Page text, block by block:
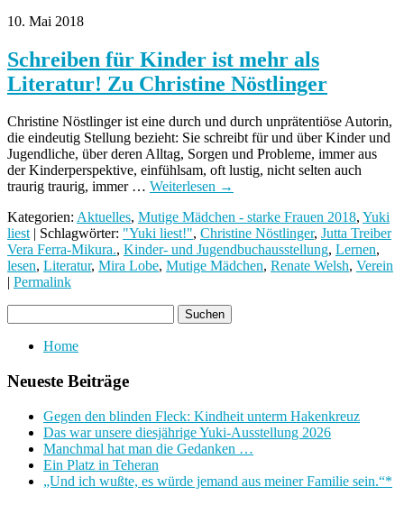
10. Mai 2018
Schreiben für Kinder ist mehr als
Literatur! Zu Christine Nöstlinger
Christine Nöstlinger ist eine durch und durch unprätentiöse Autorin,
die eindeutig Stellung bezieht: Sie schreibt für und über Kinder und
Jugendliche, über deren Alltag, Sorgen und Probleme, immer aus
der Kinderperspektive, einfühlsam, oft lustig, nicht selten auch
traurig traurig, immer … Weiterlesen →
Kategorien: Aktuelles, Mutige Mädchen - starke Frauen 2018, Yuki
liest| Schlagwörter: "Yuki liest!", Christine Nöstlinger, Jutta Treiber
Vera Ferra-Mikura., Kinder- und Jugendbuchausstellung, Lernen,
lesen, Literatur, Mira Lobe, Mutige Mädchen, Renate Welsh, Verein
Permalink
Home
Neueste Beiträge
Gegen den blinden Fleck: Kindheit unterm Hakenkreuz
Das war unsere diesjährige Yuki-Ausstellung 2026
Manchmal hat man die Gedanken …
Ein Platz in Teheran
„Und ich wußte, es würde jemand aus meiner Familie sein.“*